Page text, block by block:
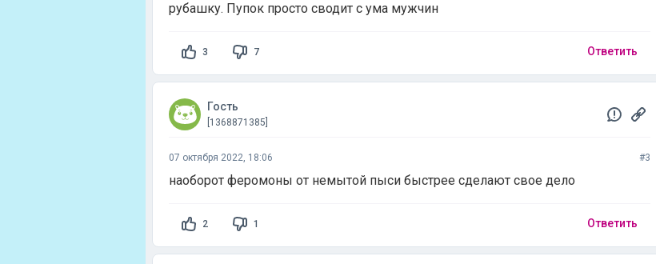
рубашку. Пупок просто сводит с ума мужчин
3 7 Ответить
Гость
[1368871385]
07 октября 2022, 18:06 #3
наоборот феромоны от немытой пыси быстрее сделают свое дело
2 1 Ответить